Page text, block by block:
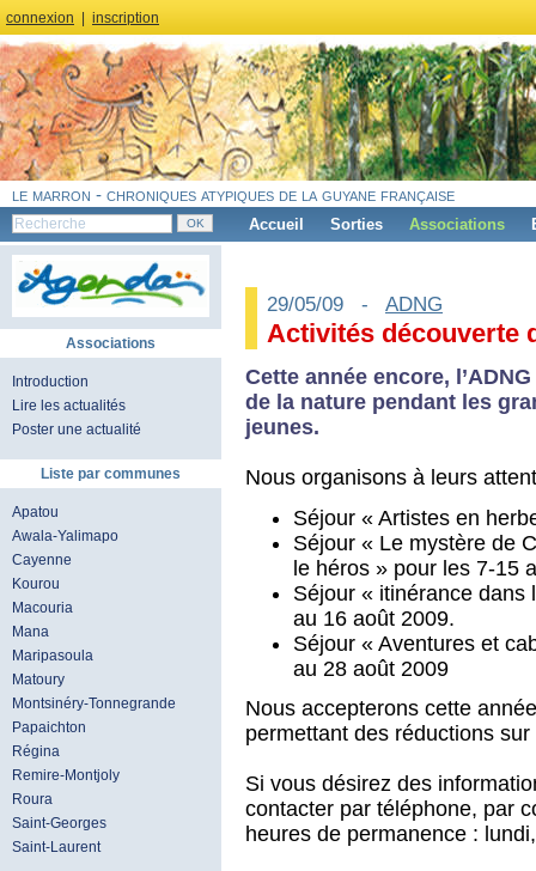
connexion inscription
le marron - chroniques atypiques de la guyane française
Accueil Sorties Associations
Associations
Introduction
Lire les actualités
Poster une actualité
Liste par communes
Apatou
Awala-Yalimapo
Cayenne
Kourou
Macouria
Mana
Maripasoula
Matoury
Montsinéry-Tonnegrande
Papaichton
Régina
Remire-Montjoly
Roura
Saint-Georges
Saint-Laurent
29/05/09 - ADNG
Activités découverte
Cette année encore,
de la nature pendant les
jeunes.
Nous organisons à leurs
Séjour « Artistes en
Séjour « Le mystère de
le héros » pour les 7-15
Séjour « itinérance dans
au 16 août 2009.
Séjour « Aventures et
au 28 août 2009
Nous accepterons cette
permettant des réductions
Si vous désirez des
contacter par téléphone, par
heures de permanence :